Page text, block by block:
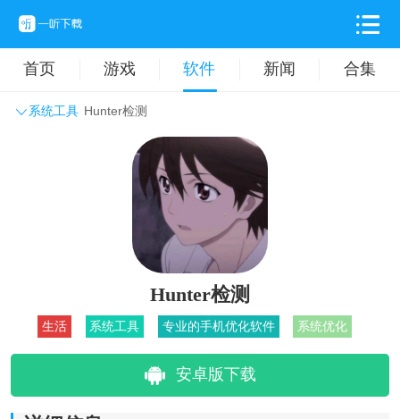
首页 游戏 软件 新闻 合集
系统工具 Hunter检测
主题壁纸 旅游出行
拍摄美化 时尚购物
Hunter检测
生活 系统工具 专业的手机优化软件 系统优化
安卓版下载